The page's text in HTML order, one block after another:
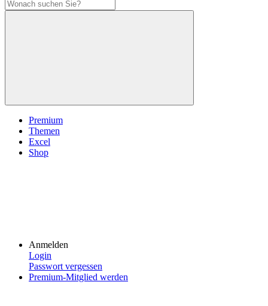
Premium
Themen
Excel
Shop
Anmelden
Login
Passwort vergessen
Premium-Mitglied werden